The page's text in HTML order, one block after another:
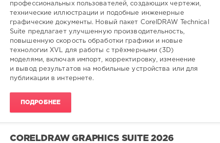
0
редактор,
графического ,
дизайна
профессиональных пользователей, создающих чертежи,
технические иллюстрации и подобные инженерные
графические документы. Новый пакет CorelDRAW Technical
Suite предлагает улучшенную производительность,
повышенную скорость обработки графики и новые
технологии XVL для работы с трёхмерными (3D)
моделями, включая импорт, корректировку, изменение
и вывод результатов на мобильные устройства или для
публикации в интернете.
ПОДРОБНЕЕ
CORELDRAW GRAPHICS SUITE 2026